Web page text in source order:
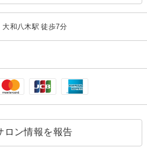
大和八木駅 徒歩7分
ロン情報を報告